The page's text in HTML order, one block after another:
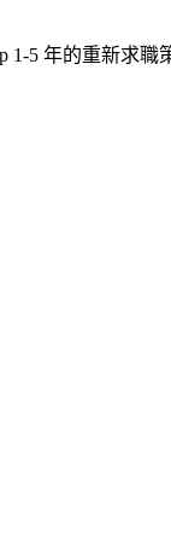
1-5 年的重新求職